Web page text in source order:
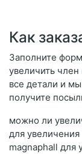
Как
Заполните
увеличить
все детали и
получите
можно ли
для
magnaphall для